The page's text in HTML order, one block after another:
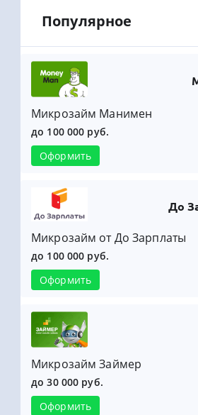
Популярное
Микрозайм Манимен
до 100 000 руб.
Оформить
До
Микрозайм от До Зарплаты
до 100 000 руб.
Оформить
Микрозайм Займер
до 30 000 руб.
Оформить